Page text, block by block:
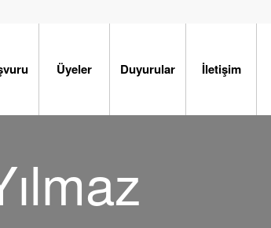
Üyeler Duyurular İletişim